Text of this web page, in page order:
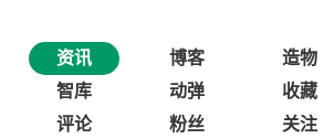
资讯 博客
造物
智库
动弹
收藏
评论
粉丝 关注